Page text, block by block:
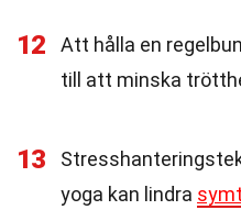
12
Att hålla en
till att minska
13
yoga kan lindra